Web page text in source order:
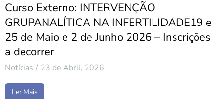
Curso Externo: INTERVENÇÃO
GRUPANALÍTICA NA INFERTILIDADE19 e
25 de Maio e 2 de Junho 2026 – Inscrições
a decorrer
Notícias 23 de Abril, 2026
Ler Mais